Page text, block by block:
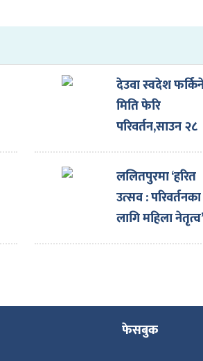
देउवा स्वदेश
मिति फेरि
परिवर्तन,साउन २८
गते आउदै
ललितपुरमा ‘हरित
उत्सव : परिवर्तनका
लागि महिला नेतृत्व’
अभियान
फेसबुक